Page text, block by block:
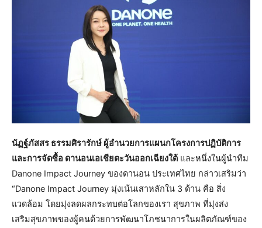
นัฏฐ์ภัสสร ธรรมศิรารักษ์ ผู้อำนวยการแผนกโครงการปฏิบัติการ
และการจัดซื้อ ดานอนเอเชียตะวันออกเฉียงใต้ และหนึ่งในผู้นำทีม
Danone Impact Journey ของดานอน ประเทศไทย กล่าวเสริมว่า
“Danone Impact Journey มุ่งเน้นเสาหลักใน 3 ด้าน คือ สิ่ง
แวดล้อม โดยมุ่งลดผลกระทบต่อโลกของเรา สุขภาพ ที่มุ่งส่ง
เสริมสุขภาพของผู้คนด้วยการพัฒนาโภชนาการในผลิตภัณฑ์ของ